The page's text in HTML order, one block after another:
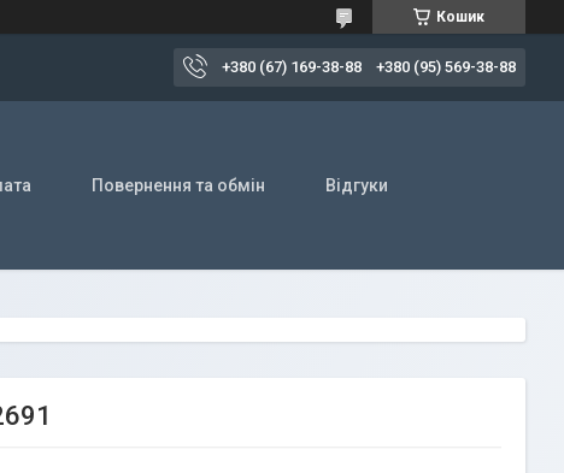
Кошик
+380 (67) 169-38-88 +380 (95) 569-38-88
Повернення та обмін Відгуки